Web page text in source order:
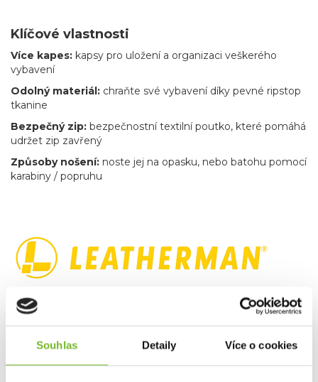
Souhlas Detaily Více o cookies
Klíčové vlastnosti
Více kapes: kapsy pro uložení a organizaci veškerého
vybavení
Odolný materiál: chraňte své vybavení díky pevné ripstop
tkanine
Bezpečný zip: bezpečnostní textilní poutko, které pomáhá
udržet zip zavřený
Způsoby nošení: noste jej na opasku, nebo batohu pomocí
karabiny / popruhu
Americké multitooly Leatherman jsou synonymem pro
vysoce kvalitní multifunkční kapesní nástroje z prvotřídních
špičkou ve svém oboru. Díky kvalitě a trvanlivosti se na ně